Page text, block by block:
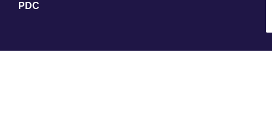
PDC